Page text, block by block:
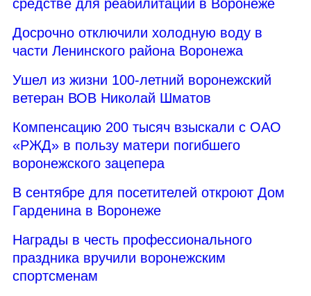
средстве для реабилитации в Воронеже
Досрочно отключили холодную воду в
части Ленинского района Воронежа
Ушел из жизни 100-летний воронежский
ветеран ВОВ Николай Шматов
Компенсацию 200 тысяч взыскали с ОАО
«РЖД» в пользу матери погибшего
воронежского зацепера
В сентябре для посетителей откроют Дом
Гарденина в Воронеже
Награды в честь профессионального
праздника вручили воронежским
спортсменам